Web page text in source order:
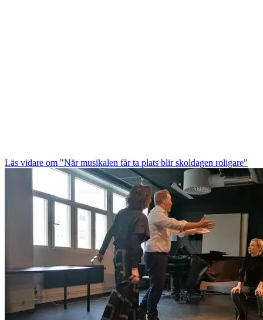
Läs vidare om "När musikalen får ta plats blir skoldagen roligare"